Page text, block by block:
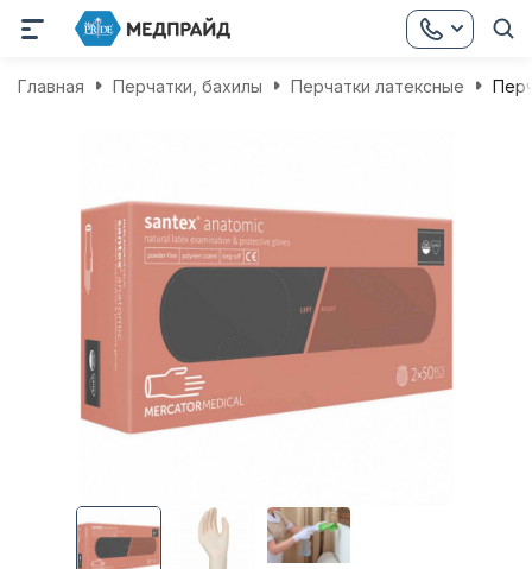
Главная Перчатки, бахилы Перчатки латексные